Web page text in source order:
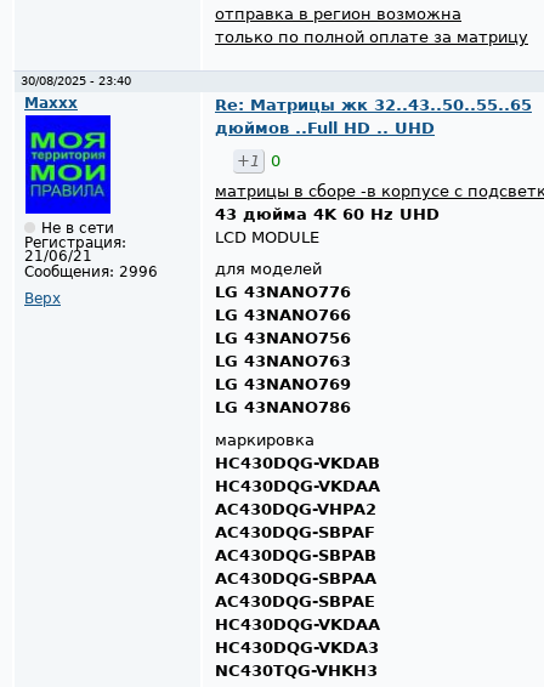
отправка в регион возможна
только по полной оплате за матрицу
30/08/2025 - 23:40
Maxxx
Не в сети
Регистрация:
21/06/21
Сообщения: 2996
Верх
Re: Матрицы жк 32..43..50..55..65
дюймов ..Full HD .. UHD
+1
0
матрицы в сборе -в корпусе с
43 дюйма 4K 60 Hz UHD
LCD MODULE
для моделей
LG 43NANO776
LG 43NANO766
LG 43NANO756
LG 43NANO763
LG 43NANO769
LG 43NANO786
маркировка
HC430DQG-VKDAB
HC430DQG-VKDAA
AC430DQG-VHPA2​​​​​​​
AC430DQG-SBPAF
AC430DQG-SBPAB
AC430DQG-SBPAA​​​​​​​
AC430DQG-SBPAE
HC430DQG-VKDAA
HC430DQG-VKDA3
NC430TQG-VHKH3​​​​​​​